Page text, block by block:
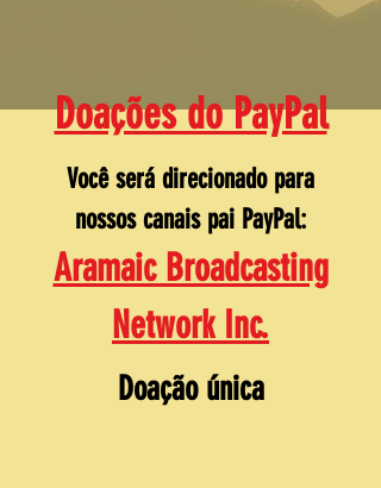
Doações do PayPal
Você será direcionado para
nossos canais pai PayPal:
Aramaic Broadcasting
Network Inc.
Doação única